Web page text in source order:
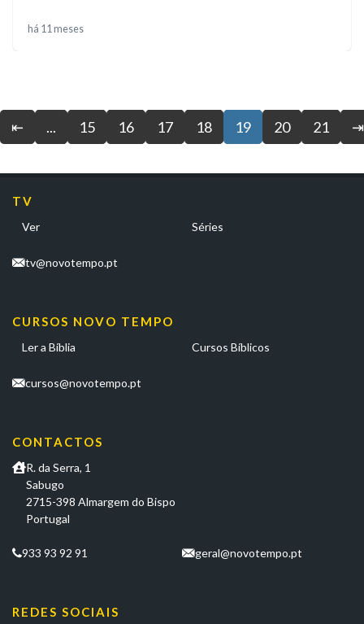
há 11 meses
⇤ ... 15 16 17 18 19 20 21 ⇥
TV
Ver Séries
tv@novotempo.pt
CURSOS NOVO TEMPO
Ler a Bíblia Cursos Bíblicos
cursos@novotempo.pt
CONTACTOS
R. da Serra, 1
Sabugo
2715-398 Almargem do Bispo
Portugal
933 93 92 91 geral@novotempo.pt
REDES SOCIAIS